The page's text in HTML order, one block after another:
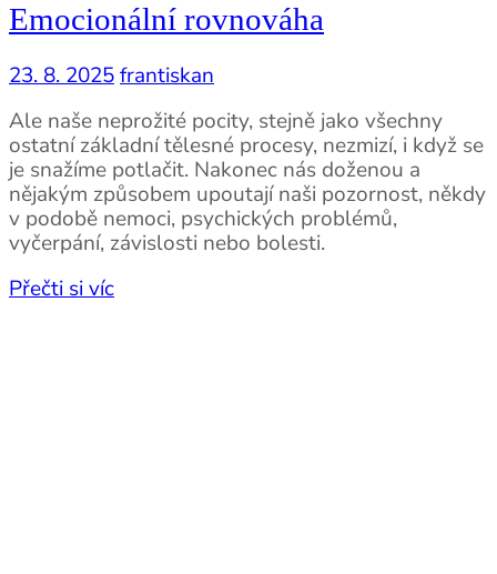
Emocionální rovnováha
23. 8. 2025frantiskan
Ale naše neprožité pocity, stejně jako všechny
ostatní základní tělesné procesy, nezmizí, i když se
je snažíme potlačit. Nakonec nás doženou a
nějakým způsobem upoutají naši pozornost, někdy
v podobě nemoci, psychických problémů,
vyčerpání, závislosti nebo bolesti.
Přečti si víc